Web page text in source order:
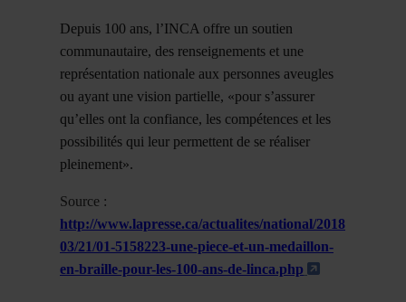
Depuis 100 ans, l’INCA offre un soutien
communautaire, des renseignements et une
représentation nationale aux personnes aveugles
ou ayant une vision partielle, «pour s’assurer
qu’elles ont la confiance, les compétences et les
possibilités qui leur permettent de se réaliser
pleinement».
Source :
http://www.lapresse.ca/actualites/national/2018
03/21/01-5158223-une-piece-et-un-medaillon-
en-braille-pour-les-100-ans-de-linca.php
- Cet